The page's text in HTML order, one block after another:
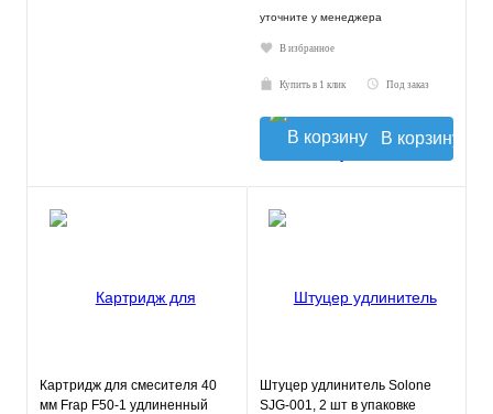
уточните у менеджера
В избранное
Купить в 1 клик Под заказ
В корзину
Картридж для смесителя 40
мм Frap F50-1 удлиненный
Штуцер удлинитель Solone
SJG-001, 2 шт в упаковке